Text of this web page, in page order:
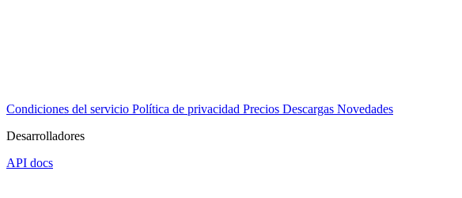
Condiciones del servicio Política de privacidad Precios Descargas Novedades
Desarrolladores
API docs